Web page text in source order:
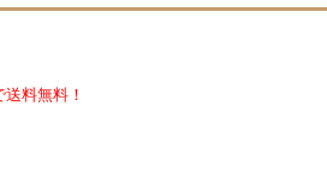
料無料！